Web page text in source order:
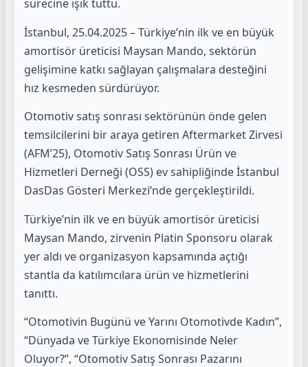
sürecine ışık tuttu.
İstanbul, 25.04.2025 – Türkiye’nin ilk ve en büyük
amortisör üreticisi Maysan Mando, sektörün
gelişimine katkı sağlayan çalışmalara desteğini
hız kesmeden sürdürüyor.
Otomotiv satış sonrası sektörünün önde gelen
temsilcilerini bir araya getiren Aftermarket Zirvesi
(AFM’25), Otomotiv Satış Sonrası Ürün ve
Hizmetleri Derneği (OSS) ev sahipliğinde İstanbul
DasDas Gösteri Merkezi’nde gerçekleştirildi.
Türkiye’nin ilk ve en büyük amortisör üreticisi
Maysan Mando, zirvenin Platin Sponsoru olarak
yer aldı ve organizasyon kapsamında açtığı
stantla da katılımcılara ürün ve hizmetlerini
tanıttı.
“Otomotivin Bugünü ve Yarını Otomotivde Kadın”,
“Dünyada ve Türkiye Ekonomisinde Neler
Oluyor?”, “Otomotiv Satış Sonrası Pazarını